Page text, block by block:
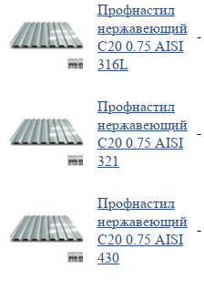
Профнастил
нержавеющий
С20 0.75 AISI
316L
-
Профнастил
нержавеющий
С20 0.75 AISI
321
-
Профнастил
нержавеющий
С20 0.75 AISI
430
-